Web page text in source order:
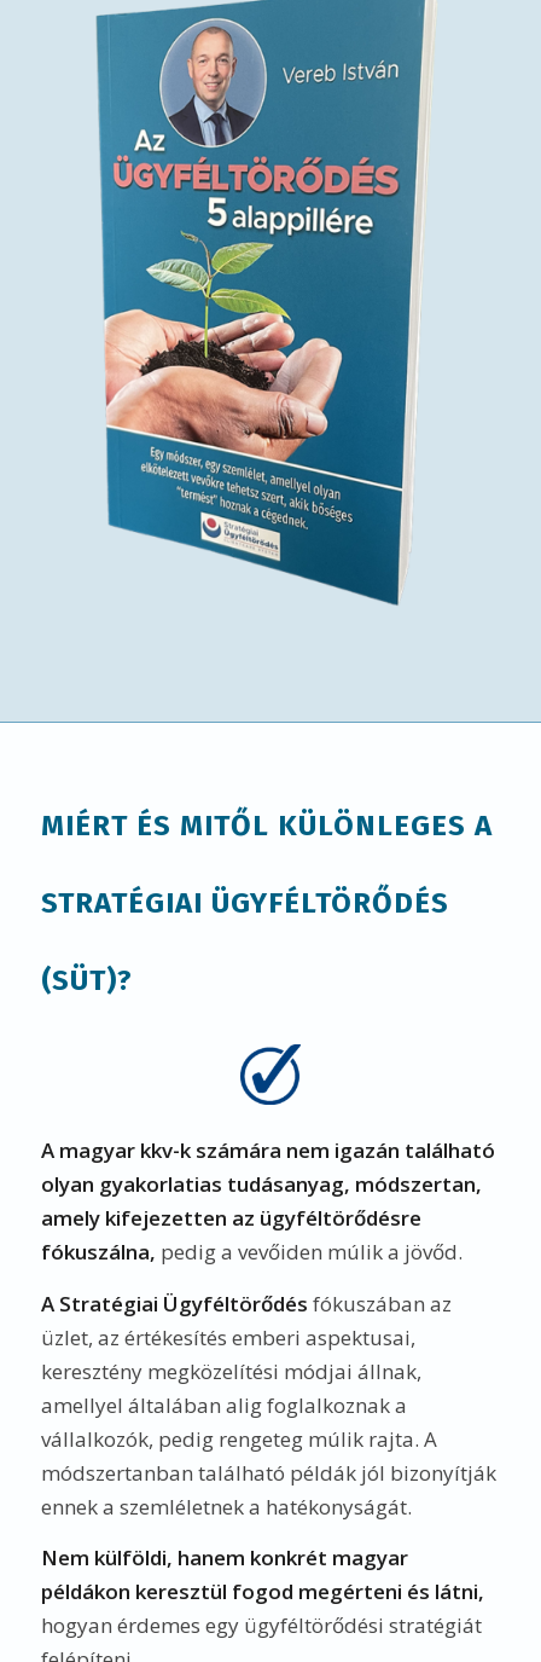
MIÉRT ÉS MITŐL KÜLÖNLEGES A
STRATÉGIAI ÜGYFÉLTÖRŐDÉS
(SÜT)?
A magyar kkv-k számára nem igazán található
olyan gyakorlatias tudásanyag, módszertan,
amely kifejezetten az ügyféltörődésre
fókuszálna, pedig a vevőiden múlik a jövőd.
A Stratégiai Ügyféltörődés fókuszában az
üzlet, az értékesítés emberi aspektusai,
keresztény megközelítési módjai állnak,
amellyel általában alig foglalkoznak a
vállalkozók, pedig rengeteg múlik rajta. A
módszertanban található példák jól bizonyítják
ennek a szemléletnek a hatékonyságát.
Nem külföldi, hanem konkrét magyar
példákon keresztül fogod megérteni és látni,
hogyan érdemes egy ügyféltörődési stratégiát